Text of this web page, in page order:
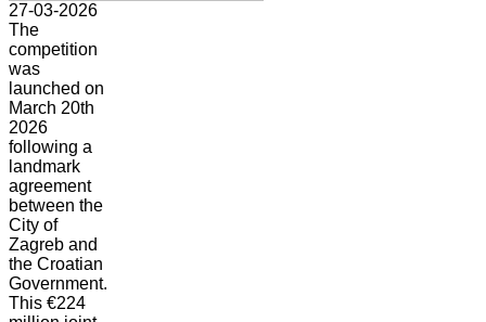
27-03-2026
The
competition
was
launched on
March 20th
2026
following a
landmark
agreement
between the
City of
Zagreb and
the Croatian
Government.
This €224